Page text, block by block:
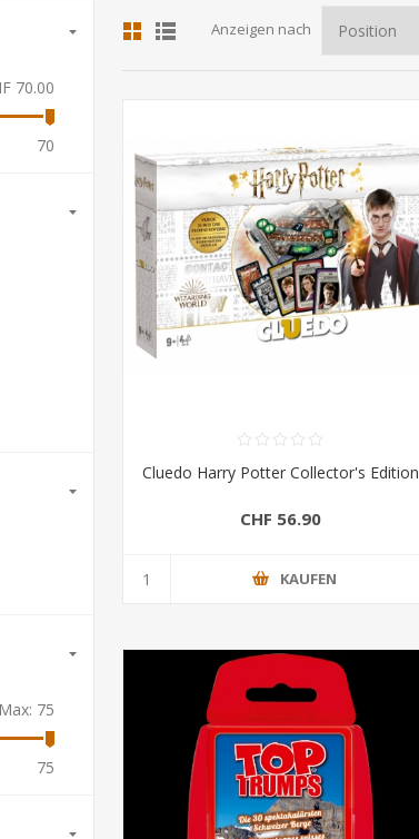
Anzeigen nach
Cluedo Harry Potter Collector's Edition
CHF 56.90
KAUFEN
70.00
70
Max: 75
75